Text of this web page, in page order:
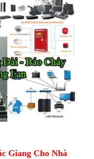
Giang Cho Nhà